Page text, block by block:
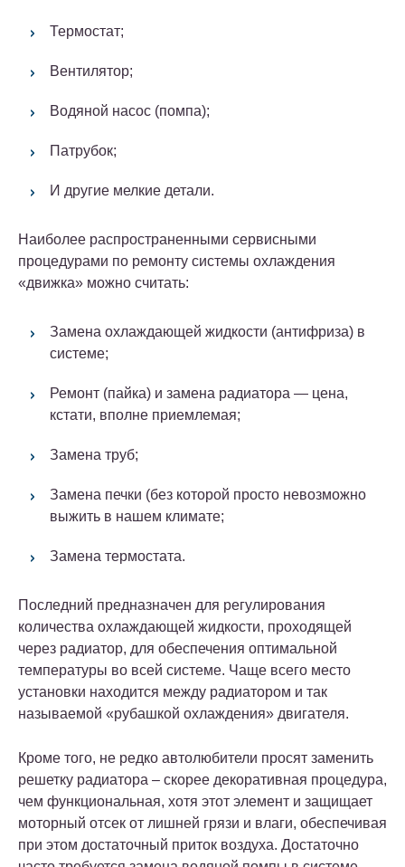
Термостат;
Вентилятор;
Водяной насос (помпа);
Патрубок;
И другие мелкие детали.
Наиболее распространенными сервисными
процедурами по ремонту системы охлаждения
«движка» можно считать:
Замена охлаждающей жидкости (антифриза) в
системе;
Ремонт (пайка) и замена радиатора — цена,
кстати, вполне приемлемая;
Замена труб;
Замена печки (без которой просто невозможно
выжить в нашем климате;
Замена термостата.
Последний предназначен для регулирования
количества охлаждающей жидкости, проходящей
через радиатор, для обеспечения оптимальной
температуры во всей системе. Чаще всего место
установки находится между радиатором и так
называемой «рубашкой охлаждения» двигателя.
Кроме того, не редко автолюбители просят заменить
решетку радиатора – скорее декоративная процедура,
чем функциональная, хотя этот элемент и защищает
моторный отсек от лишней грязи и влаги, обеспечивая
при этом достаточный приток воздуха. Достаточно